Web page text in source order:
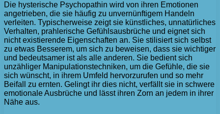
Die hysterische Psychopathin wird von ihren Emotionen
angetrieben, die sie häufig zu unvernünftigem Handeln
verleiten. Typischerweise zeigt sie künstliches, unnatürliches
Verhalten, prahlerische Gefühlsausbrüche und eignet sich
nicht existierende Eigenschaften an. Sie stilisiert sich selbst
zu etwas Besserem, um sich zu beweisen, dass sie wichtiger
und bedeutsamer ist als alle anderen. Sie bedient sich
unzähliger Manipulationstechniken, um die Gefühle, die sie
sich wünscht, in ihrem Umfeld hervorzurufen und so mehr
Beifall zu ernten. Gelingt ihr dies nicht, verfällt sie in schwere
emotionale Ausbrüche und lässt ihren Zorn an jedem in ihrer
Nähe aus.